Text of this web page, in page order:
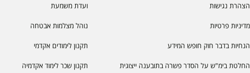
הצהרת נגישות
מדיניות פרטיות
הנחיות בדבר חוק חופש המידע
החלטת בימ"ש על הסדר פשרה בתובענה ייצוגית
ועדת משמעת
נוהל מצלמות אבטחה
תקנון לימודים אקדמי
תקנון שכר לימוד אקדמיה